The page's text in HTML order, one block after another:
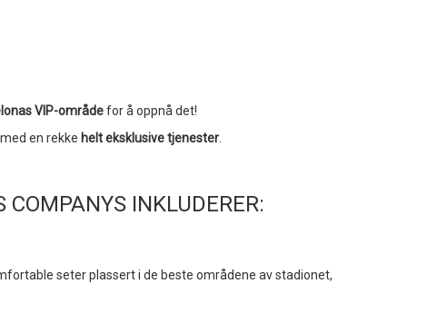
VIP-områdefor å oppnå det!
en rekke helt eksklusive tjenester
INKLUDERER:
seter plassert i de beste områdene av stadionet,